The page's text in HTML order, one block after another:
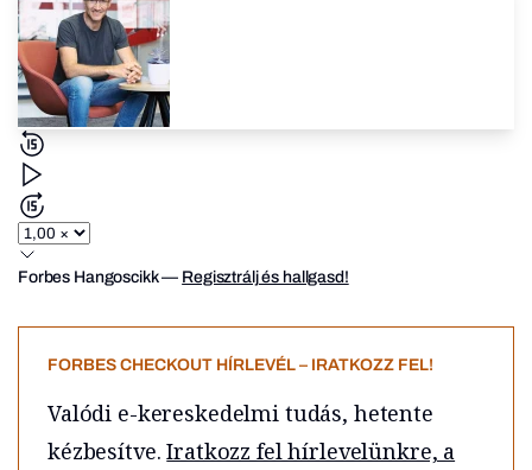
Forbes Hangoscikk— Regisztrálj és hallgasd!
FORBES CHECKOUT HÍRLEVÉL – IRATKOZZ FEL!
Valódi e-kereskedelmi tudás, hetente
kézbesítve.Iratkozz fel hírlevelünkre, a